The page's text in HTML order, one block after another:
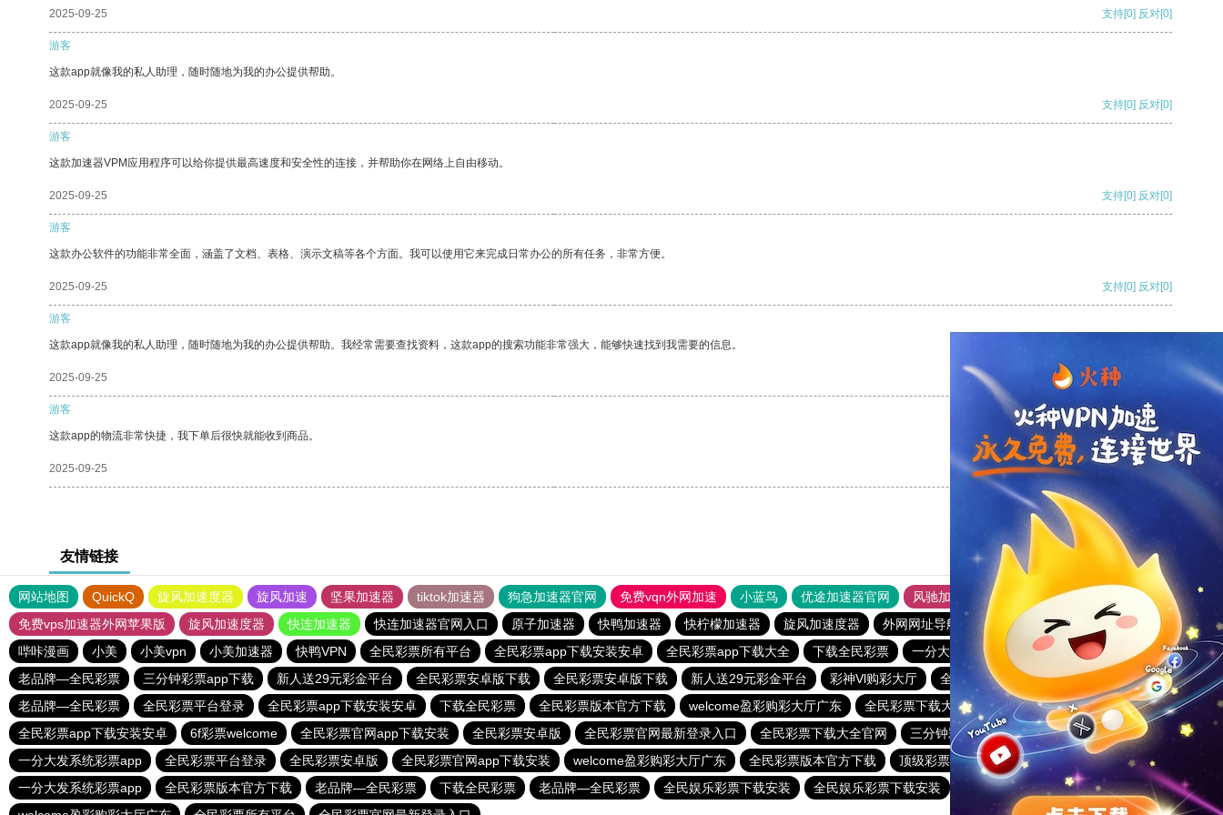
2025-09-25 支持[0] 反对[0]
游客
这款app就像我的私人助理，随时随地为我的办公提供帮助。
2025-09-25 支持[0] 反对[0]
游客
这款加速器VPM应用程序可以给你提供最高速度和安全性的连接，并帮助你在网络上自由移动。
2025-09-25 支持[0] 反对[0]
游客
这款办公软件的功能非常全面，涵盖了文档、表格、演示文稿等各个方面。我可以使用它来完成日常办公的所有任务，非常方便。
2025-09-25 支持[0] 反对[0]
游客
这款app就像我的私人助理，随时随地为我的办公提供帮助。我经常需要查找资料，这款app的搜索功能非常强大，能够快速找到我需要的信息。
2025-09-25 支持
游客
这款app的物流非常快捷，我下单后很快就能收到商品。
2025-09-25 支持 [0] 反对
友情链接
网站地图 QuickQ 旋风加速度器 旋风加速 坚果加速器 tiktok加速器 狗急加速器官网 免费vqn外网加速 小蓝鸟 优途加速器官网 风驰加速器
旋风加速器
免费vps加速器外网苹果版
旋风加速度器 快连加速器 快连加速器官网入口 原子加速器 快鸭加速器 快柠檬加速器 旋风加速度器 外网网址导航 软件中心 雷霆加速
狂飙加速器
哔咔漫画
小美 小美vpn 小美加速器 快鸭VPN 全民彩票所有平台 全民彩票app下载安装安卓 全民彩票app下载大全 下载全民彩票 一分大发系统彩票app
全民彩票安卓版
老品牌—全民彩票
三分钟彩票app下载 新人送29元彩金平台 全民彩票安卓版下载 全民彩票安卓版下载 新人送29元彩金平台 彩神Vl购彩大厅
全民彩票app下载安装安卓
老品牌—全民彩票
全民彩票平台登录 全民彩票app下载安装安卓 下载全民彩票 全民彩票版本官方下载 welcome盈彩购彩大厅广东 全民彩票下载大全官网
全民彩票版本官方下载
全民彩票app下载安装安卓
6f彩票welcome 全民彩票官网app下载安装 全民彩票安卓版 全民彩票官网最新登录入口 全民彩票下载大全官网 三分钟彩票app下载
下载全民彩票
一分大发系统彩票app
全民彩票平台登录 全民彩票安卓版 全民彩票官网app下载安装 welcome盈彩购彩大厅广东 全民彩票版本官方下载 顶级彩票app官方网站
全民彩票安卓版下载
一分大发系统彩票app
全民彩票版本官方下载 老品牌—全民彩票 下载全民彩票 老品牌—全民彩票 全民娱乐彩票下载安装 全民娱乐彩票下载安装
一分大发系统彩票app